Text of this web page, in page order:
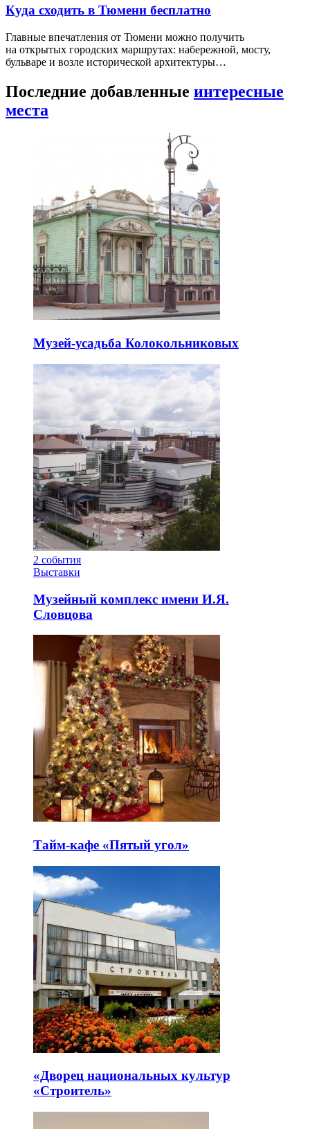
Куда сходить в Тюмени бесплатно
Главные впечатления от Тюмени можно получить
на открытых городских маршрутах: набережной, мосту,
бульваре и возле исторической архитектуры…
Последние добавленные интересные
места
Музей-усадьба Колокольниковых
2 события
Выставки
Музейный комплекс имени И.Я.
Словцова
Тайм-кафе «Пятый угол»
«Дворец национальных культур
«Строитель»